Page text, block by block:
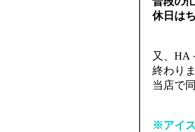
休日はち
又、HA
終わりま
当店で同
※アイ